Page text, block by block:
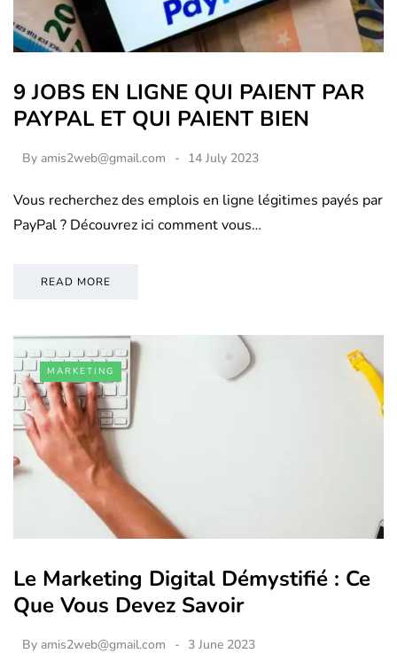
9 JOBS EN LIGNE QUI PAIENT PAR
PAYPAL ET QUI PAIENT BIEN
By amis2web@gmail.com 14 July 2023
Vous recherchez des emplois en ligne légitimes payés par
PayPal ? Découvrez ici comment vous…
READ MORE
MARKETING
Le Marketing Digital Démystifié : Ce
Que Vous Devez Savoir
By amis2web@gmail.com 3 June 2023